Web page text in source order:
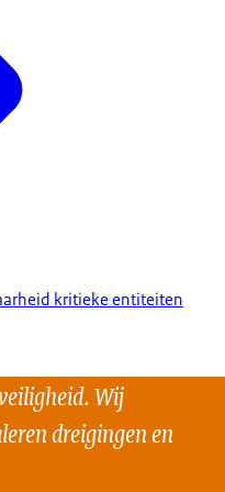
kritieke entiteiten
Wij
dreigingen en